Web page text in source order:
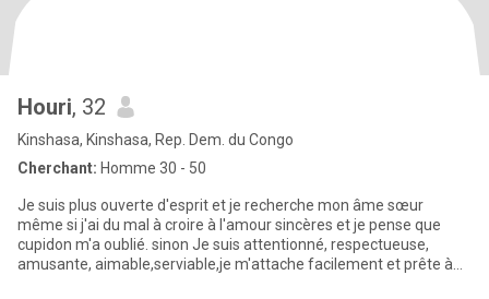
Houri, 32
Kinshasa, Kinshasa, Rep. Dem. du Congo
Cherchant: Homme 30 - 50
Je suis plus ouverte d'esprit et je recherche mon âme sœur
même si j'ai du mal à croire à l'amour sincères et je pense que
cupidon m'a oublié. sinon Je suis attentionné, respectueuse,
amusante, aimable,serviable,je m'attache facilement et prête à